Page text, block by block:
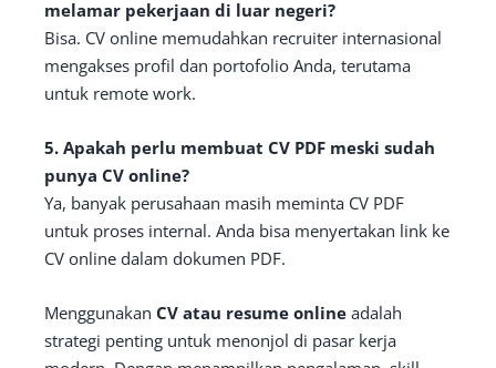
melamar pekerjaan di luar negeri?
Bisa. CV online memudahkan recruiter internasional
mengakses profil dan portofolio Anda, terutama
untuk remote work.
5. Apakah perlu membuat CV PDF meski sudah
punya CV online?
Ya, banyak perusahaan masih meminta CV PDF
untuk proses internal. Anda bisa menyertakan link ke
CV online dalam dokumen PDF.
Menggunakan CV atau resume online adalah
strategi penting untuk menonjol di pasar kerja